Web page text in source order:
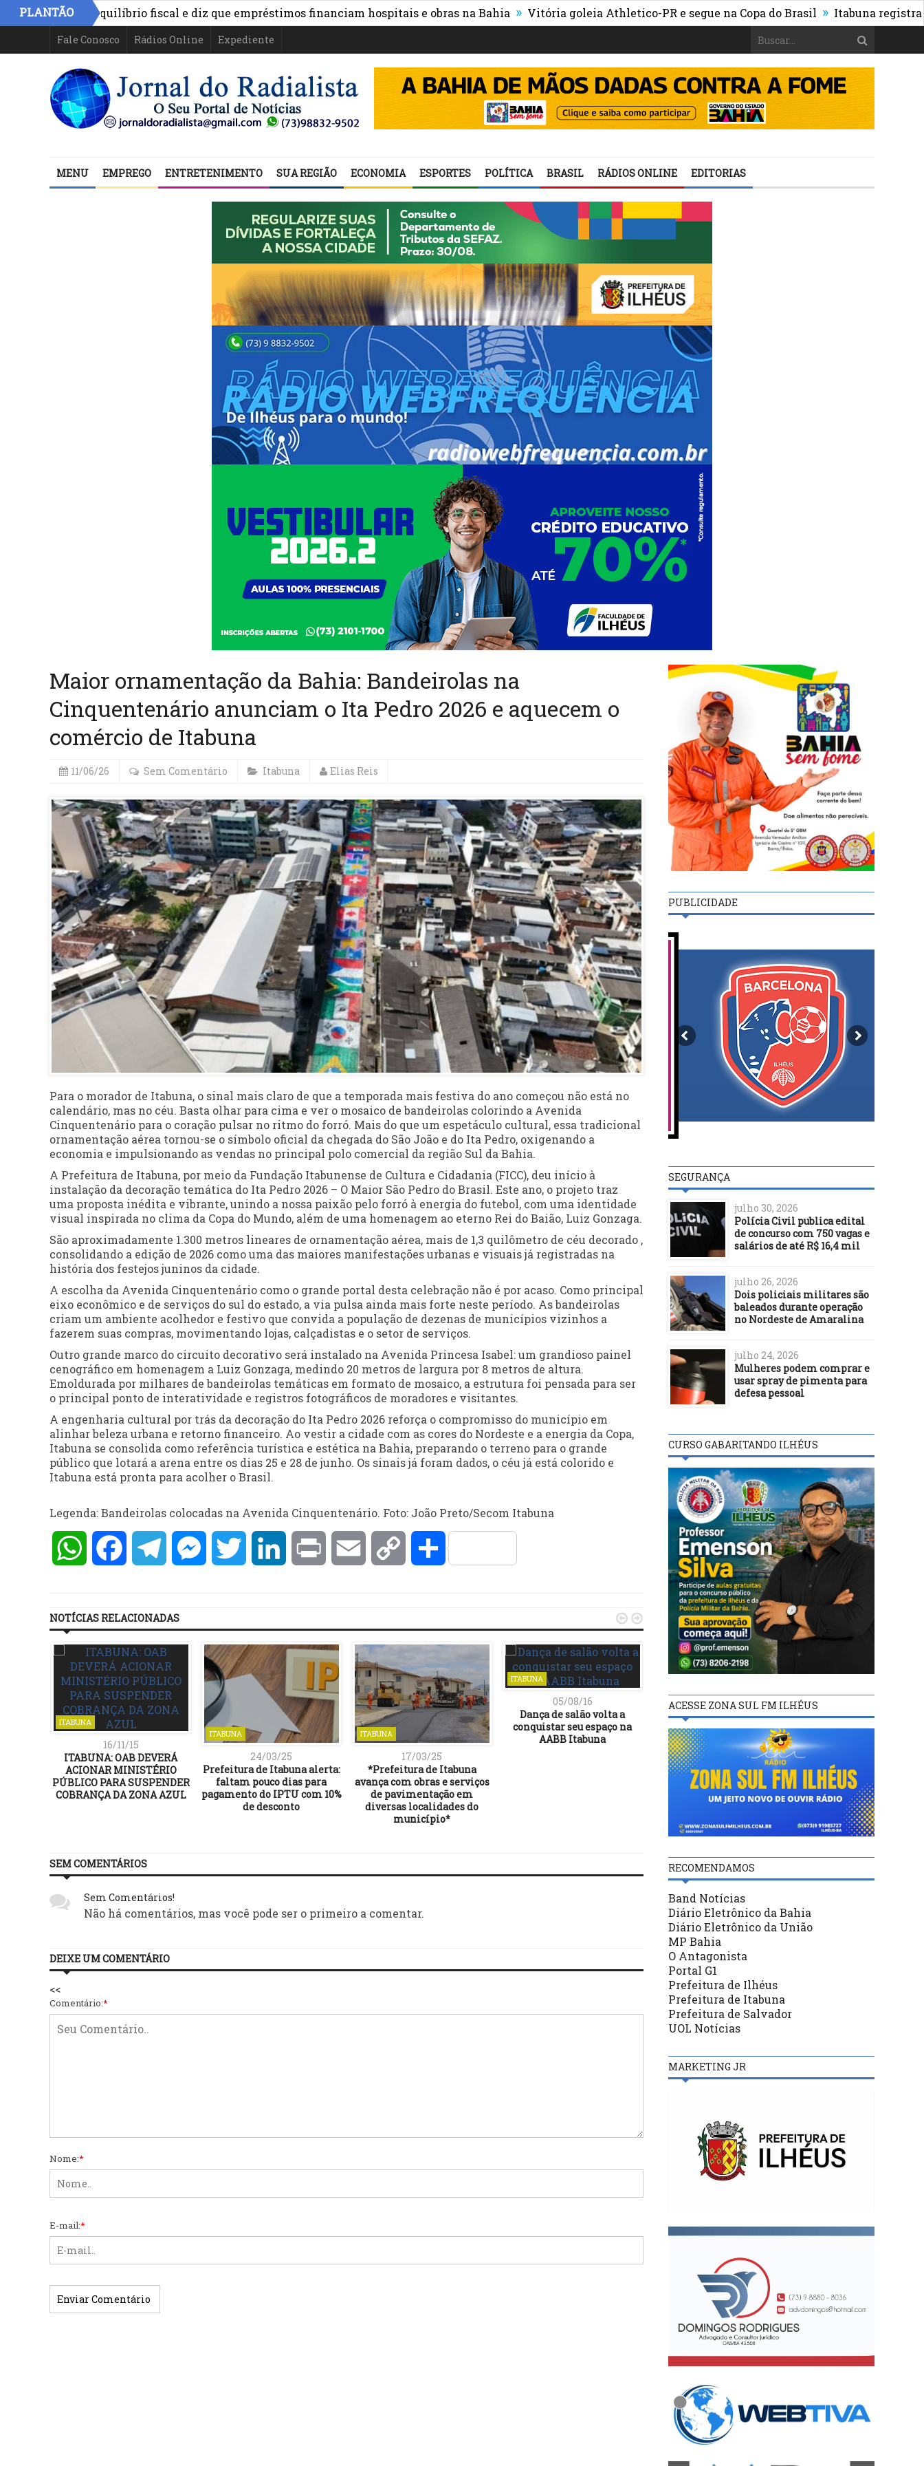
PLANTÃO
aponta equilíbrio fiscal e diz que empréstimos financiam hospitais e obras na Bahia » Vitória goleia Athletico-PR e segue na Copa do Brasil » Itabuna registra maior
Fale Conosco Rádios Online Expediente
MENU EMPREGO ENTRETENIMENTO SUA REGIÃO ECONOMIA ESPORTES POLÍTICA BRASIL RÁDIOS ONLINE EDITORIAS
Maior ornamentação da Bahia: Bandeirolas na
Cinquentenário anunciam o Ita Pedro 2026 e aquecem o
comércio de Itabuna
11/06/26 Sem Comentário Itabuna Elias Reis
Para o morador de Itabuna, o sinal mais claro de que a temporada mais festiva do ano começou não está no
calendário, mas no céu. Basta olhar para cima e ver o mosaico de bandeirolas colorindo a Avenida
Cinquentenário para o coração pulsar no ritmo do forró. Mais do que um espetáculo cultural, essa tradicional
ornamentação aérea tornou-se o símbolo oficial da chegada do São João e do Ita Pedro, oxigenando a
economia e impulsionando as vendas no principal polo comercial da região Sul da Bahia.
A Prefeitura de Itabuna, por meio da Fundação Itabunense de Cultura e Cidadania (FICC), deu início à
instalação da decoração temática do Ita Pedro 2026 – O Maior São Pedro do Brasil. Este ano, o projeto traz
uma proposta inédita e vibrante, unindo a nossa paixão pelo forró à energia do futebol, com uma identidade
visual inspirada no clima da Copa do Mundo, além de uma homenagem ao eterno Rei do Baião, Luiz Gonzaga.
São aproximadamente 1.300 metros lineares de ornamentação aérea, mais de 1,3 quilômetro de céu decorado ,
consolidando a edição de 2026 como uma das maiores manifestações urbanas e visuais já registradas na
história dos festejos juninos da cidade.
A escolha da Avenida Cinquentenário como o grande portal desta celebração não é por acaso. Como principal
eixo econômico e de serviços do sul do estado, a via pulsa ainda mais forte neste período. As bandeirolas
criam um ambiente acolhedor e festivo que convida a população de dezenas de municípios vizinhos a
fazerem suas compras, movimentando lojas, calçadistas e o setor de serviços.
Outro grande marco do circuito decorativo será instalado na Avenida Princesa Isabel: um grandioso painel
cenográfico em homenagem a Luiz Gonzaga, medindo 20 metros de largura por 8 metros de altura.
Emoldurada por milhares de bandeirolas temáticas em formato de mosaico, a estrutura foi pensada para ser
o principal ponto de interatividade e registros fotográficos de moradores e visitantes.
A engenharia cultural por trás da decoração do Ita Pedro 2026 reforça o compromisso do município em
alinhar beleza urbana e retorno financeiro. Ao vestir a cidade com as cores do Nordeste e a energia da Copa,
Itabuna se consolida como referência turística e estética na Bahia, preparando o terreno para o grande
público que lotará a arena entre os dias 25 e 28 de junho. Os sinais já foram dados, o céu já está colorido e
Itabuna está pronta para acolher o Brasil.
Legenda: Bandeirolas colocadas na Avenida Cinquentenário. Foto: João Preto/Secom Itabuna
WhatsAppFacebookTelegramMessengerTwitter LinkedInPrint Email Copy Compartilhar
NOTÍCIAS RELACIONADAS
ITABUNA
16/11/15
ITABUNA: OAB DEVERÁ
ACIONAR MINISTÉRIO
PÚBLICO PARA SUSPENDER
COBRANÇA DA ZONA AZUL
ITABUNA
24/03/25
Prefeitura de Itabuna alerta:
faltam pouco dias para
pagamento do IPTU com 10%
de desconto
ITABUNA
17/03/25
*Prefeitura de Itabuna
avança com obras e serviços
de pavimentação em
diversas localidades do
município*
ITABUNA
05/08/16
Dança de salão volta a
conquistar seu espaço na
AABB Itabuna
ITABUNA
29/11/23
Programa Acelera Itabuna
intensifica obras no acesso
aos condomínios
residenciais Jubiabá e
Comitê de Bacias
para eleição de
 
SEM COMENTÁRIOS
Sem Comentários!
Não há comentários, mas você pode ser o primeiro a comentar.
DEIXE UM COMENTÁRIO
<<
Comentário:*
Nome:*
E-mail:*
PUBLICIDADE
SEGURANÇA
julho 30, 2026
Polícia Civil publica edital
de concurso com 750 vagas e
salários de até R$ 16,4 mil
julho 26, 2026
Dois policiais militares são
baleados durante operação
no Nordeste de Amaralina
julho 24, 2026
Mulheres podem comprar e
usar spray de pimenta para
defesa pessoal
CURSO GABARITANDO ILHÉUS
ACESSE ZONA SUL FM ILHÉUS
RECOMENDAMOS
Band Notícias
Diário Eletrônico da Bahia
Diário Eletrônico da União
MP Bahia
O Antagonista
Portal G1
Prefeitura de Ilhéus
Prefeitura de Itabuna
Prefeitura de Salvador
UOL Notícias
MARKETING JR